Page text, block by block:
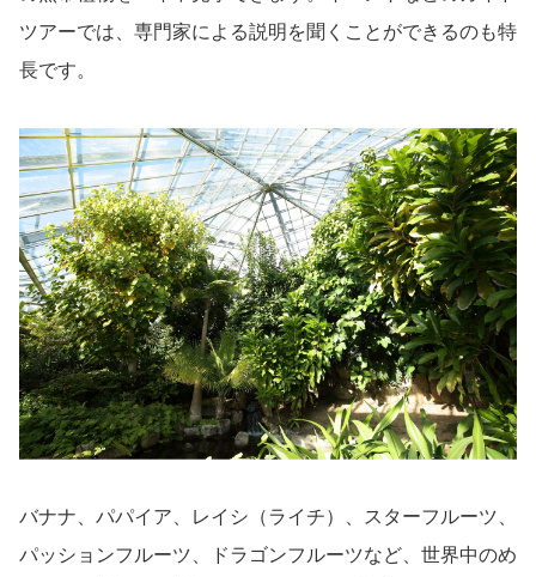
ツアーでは、専門家による説明を聞くことができるのも特
長です。
バナナ、パパイア、レイシ（ライチ）、スターフルーツ、
パッションフルーツ、ドラゴンフルーツなど、世界中のめ